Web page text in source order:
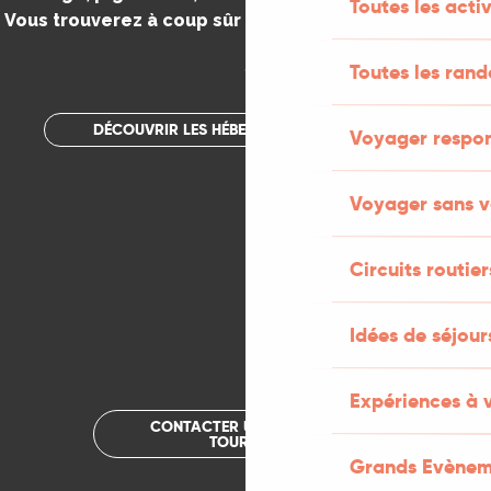
Toutes les
Toutes les
Voyager
Voyager sans
Circuits
Idées de
Expériences à
Grands
Vous trouverez à coup sûr votre bonheur dans le Lot.
.
DÉCOUVRIR LES HÉBERGEMENTS INSOLITES
CONTACTER UN OFFICE DE
TOURISME